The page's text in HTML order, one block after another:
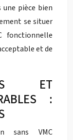
pièce bien
se situer
fonctionnelle
et de
ET
:
sans VMC